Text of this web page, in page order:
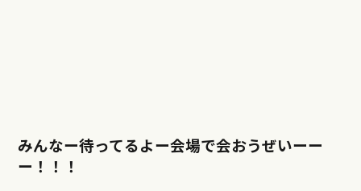
みんなー待ってるよー会場で会おうぜいーー
ー！！！